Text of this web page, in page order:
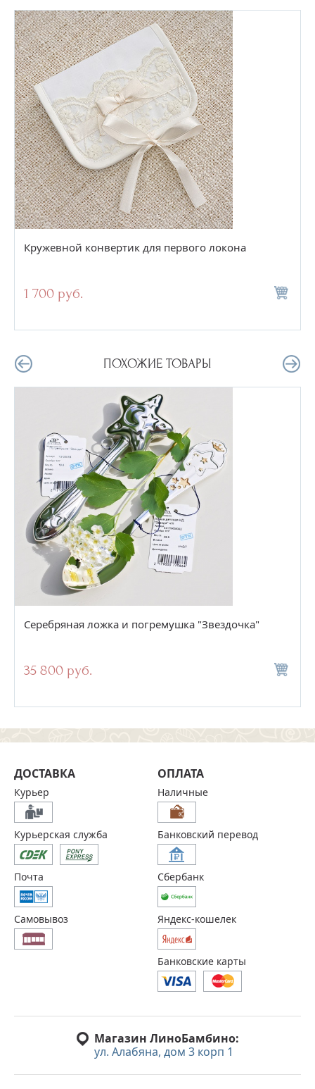
Кружевной конвертик для первого локона
1 700 руб.
ПОХОЖИЕ ТОВАРЫ
Серебряная ложка и погремушка "Звездочка"
35 800 руб.
Магазин ЛиноБамбино:
ул. Алабяна, дом 3 корп 1
ДОСТАВКА
Курьер
Курьерская служба
Почта
Самовывоз
ОПЛАТА
Наличные
Банковский перевод
Сбербанк
Яндекс-кошелек
Банковские карты